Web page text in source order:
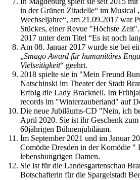
in der Grünen Zitadelle“ im Musical
Wechseljahre“, am 21.09.2017 war
Stückes, einer Revue "Höchste
2017 unter dem Titel “Es ist noch
Am 08. Januar 2017 wurde sie bei
„Smago Award für humanitäres
Vielseitigkeit“ geehrt.
2018 spielte sie in "Mein Freund
Natschinski im Theater der Stadt
Erfolg die Lady Bracknell. Im
records im "Winterzauberland" auf
Die neue Jubiläums-CD "Nein, ich
April 2020. Sie ist ihr Geschenk
60jährigen Bühnenjubiläum.
Im September 2021 und im Januar
Comödie Dresden in der Komödie "
lebenshungrigen Damen.
Sie ist für die Landesgartenschau
Botschafterin für die Spargelstadt